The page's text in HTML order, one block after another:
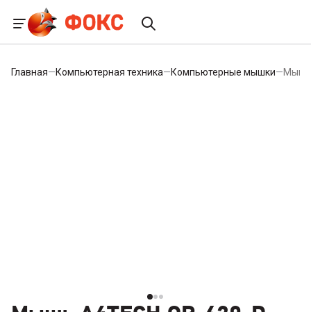
Главная—Компьютерная техника—Компьютерные мышки—Мышь